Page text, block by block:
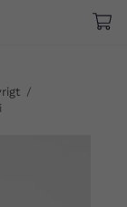
/